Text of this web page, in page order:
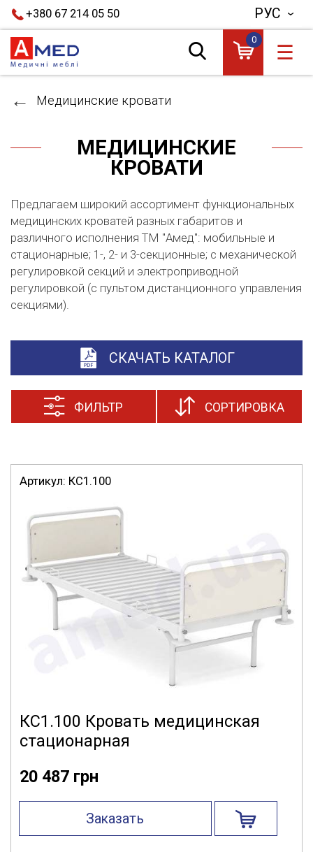
+380 67 214 05 50 РУС
0
☰
Медицинские кровати
МЕДИЦИНСКИЕ
КРОВАТИ
Предлагаем широкий ассортимент функциональных
медицинских кроватей разных габаритов и
различного исполнения ТМ "Амед": мобильные и
стационарные; 1-, 2- и 3-секционные; с механической
регулировкой секций и электроприводной
регулировкой (с пультом дистанционного управления
секциями).
СКАЧАТЬ КАТАЛОГ
ФИЛЬТР СОРТИРОВКА
Артикул: КС1.100
КС1.100 Кровать медицинская
стационарная
20 487 грн
Заказать